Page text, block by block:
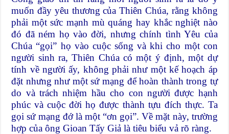
muốn đầy yêu thương của Thiên Chúa, rằng không
phải một sức mạnh mù quáng hay khắc nghiệt nào
đó đã ném họ vào đời, nhưng chính tình Yêu của
Chúa “gọi” họ vào cuộc sống và khi cho một con
người sinh ra, Thiên Chúa có một ý định, một dự
tính về người ấy, không phải như một kế hoạch áp
đặt nhưng như một sứ mạng để hoàn thành trong tự
do và trách nhiệm hầu cho con người được hạnh
phúc và cuộc đời họ được thành tựu đích thực. Ta
gọi sứ mạng đớ là một “ơn gọi”. Về mặt này, trường
hợp của ông Gioan Tấy Giả là tiêu biểu vả rõ ràng.